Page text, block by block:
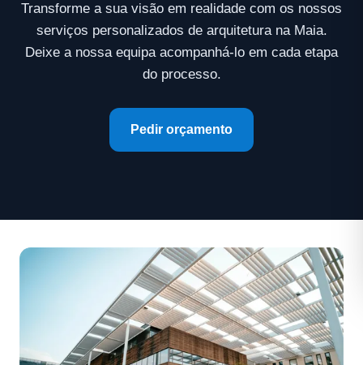
Transforme a sua visão em realidade com os nossos
serviços personalizados de arquitetura na Maia.
Deixe a nossa equipa acompanhá-lo em cada etapa
do processo.
Pedir orçamento